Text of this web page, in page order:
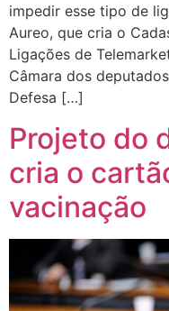
impedir esse tipo de
Aureo, que cria o
Ligações de
Câmara dos
Defesa […]
Projeto do
cria o
vacinação